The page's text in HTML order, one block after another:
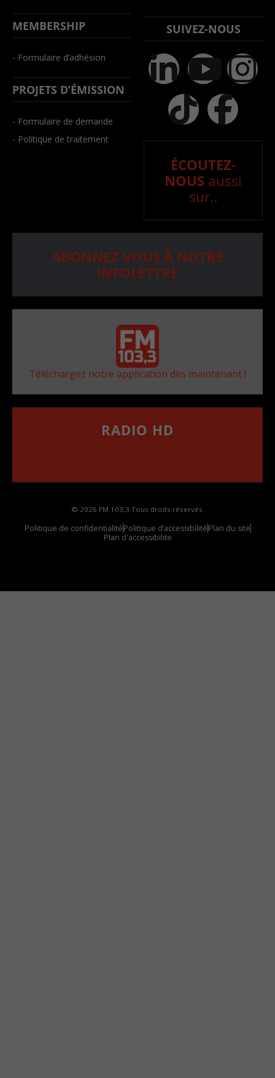
MEMBERSHIP
- Formulaire d’adhésion
PROJETS D’ÉMISSION
- Formulaire de demande
- Politique de traitement
SUIVEZ-NOUS
ÉCOUTEZ-
NOUS aussi
sur..
ABONNEZ-VOUS À NOTRE
INFOLETTRE
Téléchargez notre application dès maintenant !
RADIO HD
© 2026 FM 103,3 Tous droits réservés.
Politique de confidentialitéPolitique d’accessibilitéPlan du site
Plan d'accessibilite